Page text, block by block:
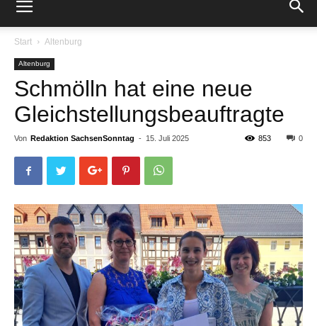
Start Altenburg
Altenburg
Schmölln hat eine neue
Gleichstellungsbeauftragte
Von Redaktion SachsenSonntag - 15. Juli 2025 0
853